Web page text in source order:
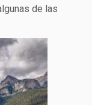
de las